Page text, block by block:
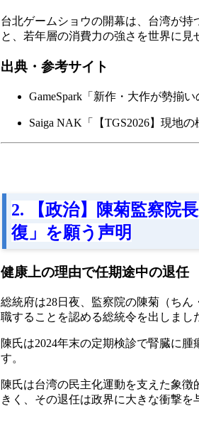
台北ゲームショウの開幕は、台湾が
と、若年層の消費力の強さを世界に見
出典・参考サイト
GameSpark「新作・大作が勢揃
Saiga NAK「【TGS2026】現地
2. 【政治】陳菊監察院
復」を願う声明
健康上の理由で任期途中の退任
総統府は28日夜、監察院の陳菊（ち
職することを認める総統令を出しまし
陳氏は2024年末の定期検診で腎臓に
す。
陳氏は台湾の民主化運動を支えた象
きく、その退任は政界に大きな衝撃を